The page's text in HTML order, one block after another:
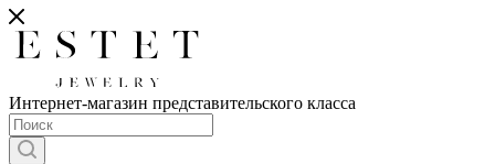
Интернет-магазин представительского класса